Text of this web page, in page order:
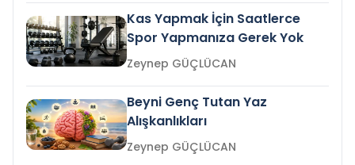
Kas Yapmak İçin Saatlerce
Spor Yapmanıza Gerek Yok
Zeynep GÜÇLÜCAN
Beyni Genç Tutan Yaz
Alışkanlıkları
Zeynep GÜÇLÜCAN